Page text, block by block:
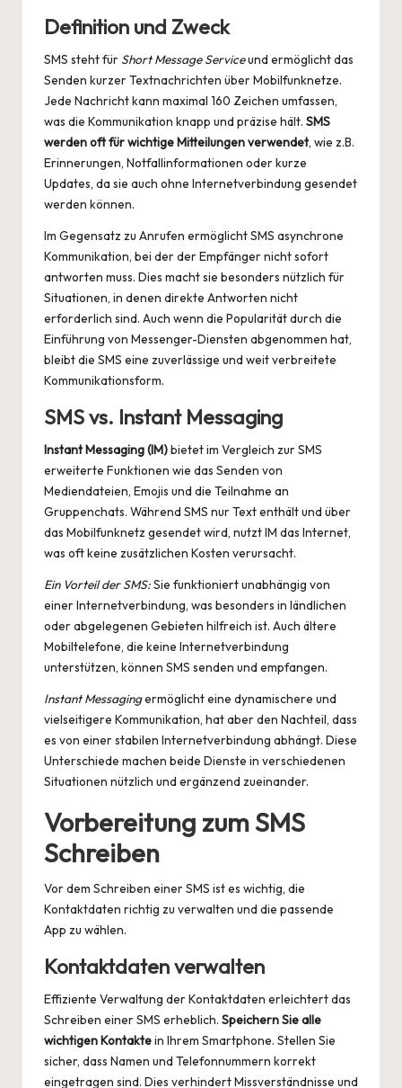
Definition und Zweck
SMS steht für Short Message Serviceund ermöglicht das
Senden kurzer Textnachrichten über Mobilfunknetze.
Jede Nachricht kann maximal 160 Zeichen umfassen,
was die Kommunikation knapp und präzise hält. SMS
werden oft für wichtige Mitteilungen verwendet, wie z.B.
Erinnerungen, Notfallinformationen oder kurze
Updates, da sie auch ohne Internetverbindung gesendet
werden können.
Im Gegensatz zu Anrufen ermöglicht SMS asynchrone
Kommunikation, bei der der Empfänger nicht sofort
antworten muss. Dies macht sie besonders nützlich für
Situationen, in denen direkte Antworten nicht
erforderlich sind. Auch wenn die Popularität durch die
Einführung von Messenger-Diensten abgenommen hat,
bleibt die SMS eine zuverlässige und weit verbreitete
Kommunikationsform.
SMS vs. Instant Messaging
Instant Messaging (IM)bietet im Vergleich zur SMS
erweiterte Funktionen wie das Senden von
Mediendateien, Emojis und die Teilnahme an
Gruppenchats. Während SMS nur Text enthält und über
das Mobilfunknetz gesendet wird, nutzt IM das Internet,
was oft keine zusätzlichen Kosten verursacht.
Ein Vorteil der SMS:Sie funktioniert unabhängig von
einer Internetverbindung, was besonders in ländlichen
oder abgelegenen Gebieten hilfreich ist. Auch ältere
Mobiltelefone, die keine Internetverbindung
unterstützen, können SMS senden und empfangen.
Instant Messagingermöglicht eine dynamischere und
vielseitigere Kommunikation, hat aber den Nachteil, dass
es von einer stabilen Internetverbindung abhängt. Diese
Unterschiede machen beide Dienste in verschiedenen
Situationen nützlich und ergänzend zueinander.
Vorbereitung zum SMS
Schreiben
Vor dem Schreiben einer SMS ist es wichtig, die
Kontaktdaten richtig zu verwalten und die passende
App zu wählen.
Kontaktdaten verwalten
Effiziente Verwaltung der Kontaktdaten erleichtert das
Schreiben einer SMS erheblich. Speichern Sie alle
wichtigen Kontaktein Ihrem Smartphone. Stellen Sie
sicher, dass Namen und Telefonnummern korrekt
eingetragen sind. Dies verhindert Missverständnisse und